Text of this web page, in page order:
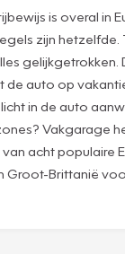
is overal in
zijn hetzelfde.
gelijkgetrokken.
de auto op
in de auto
Vakgarage
acht populaire
Groot-Brittanië